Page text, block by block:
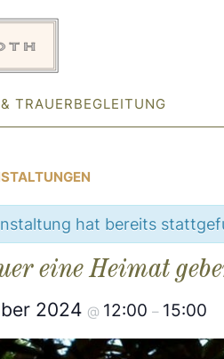
TRAUERBEGLEITUNG
hat bereits
eine Heimat
2024 @ 12:00 – 15:00